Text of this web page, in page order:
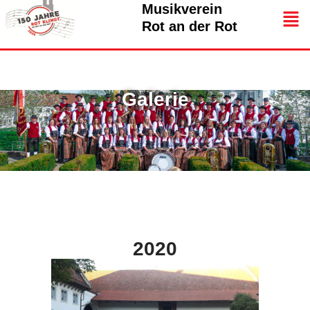
Zum
Inhalt
springen
Musikverein
Rot an der Rot
Galerie
2020